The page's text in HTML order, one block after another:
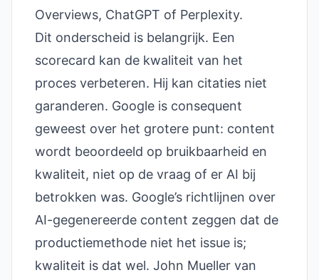
Overviews, ChatGPT of Perplexity.
Dit onderscheid is belangrijk. Een
scorecard kan de kwaliteit van het
proces verbeteren. Hij kan citaties niet
garanderen. Google is consequent
geweest over het grotere punt: content
wordt beoordeeld op bruikbaarheid en
kwaliteit, niet op de vraag of er AI bij
betrokken was. Google’s richtlijnen over
AI-gegenereerde content zeggen dat de
productiemethode niet het issue is;
kwaliteit is dat wel. John Mueller van